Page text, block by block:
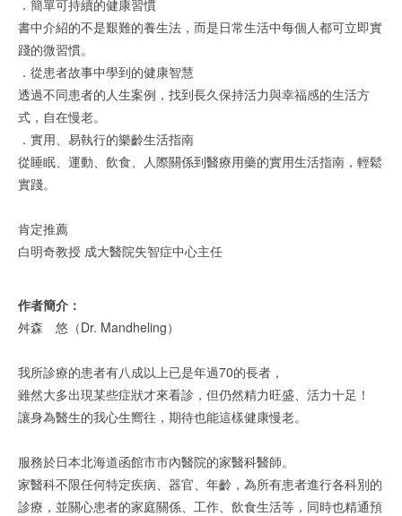
．簡單可持續的健康習慣
書中介紹的不是艱難的養生法，而是日常生活中每個人都可立即實
踐的微習慣。
．從患者故事中學到的健康智慧
透過不同患者的人生案例，找到長久保持活力與幸福感的生活方
式，自在慢老。
．實用、易執行的樂齡生活指南
從睡眠、運動、飲食、人際關係到醫療用藥的實用生活指南，輕鬆
實踐。
肯定推薦
白明奇教授 成大醫院失智症中心主任
作者簡介：
舛森 悠（Dr. Mandheling）
我所診療的患者有八成以上已是年過70的長者，
雖然大多出現某些症狀才來看診，但仍然精力旺盛、活力十足！
讓身為醫生的我心生嚮往，期待也能這樣健康慢老。
服務於日本北海道函館市市內醫院的家醫科醫師。
家醫科不限任何特定疾病、器官、年齡，為所有患者進行各科別的
診療，並關心患者的家庭關係、工作、飲食生活等，同時也精通預